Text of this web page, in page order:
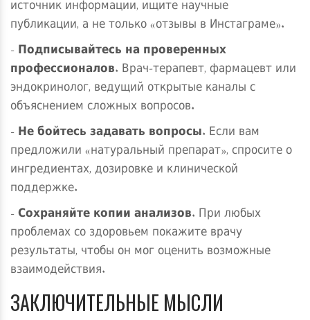
источник информации, ищите научные
публикации, а не только «отзывы в Инстаграме».
- Подписывайтесь на проверенных
профессионалов. Врач‑терапевт, фармацевт или
эндокринолог, ведущий открытые каналы с
объяснением сложных вопросов.
- Не бойтесь задавать вопросы. Если вам
предложили «натуральный препарат», спросите о
ингредиентах, дозировке и клинической
поддержке.
-Сохраняйте копии анализов. При любых
проблемах со здоровьем покажите врачу
результаты, чтобы он мог оценить возможные
взаимодействия.
ЗАКЛЮЧИТЕЛЬНЫЕ МЫСЛИ